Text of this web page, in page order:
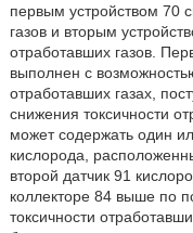
первым устройством 70
газов и вторым
отработавших газов.
выполнен с
отработавших газах,
снижения токсичности
может содержать один
кислорода,
второй датчик 91
коллекторе 84 выше по
токсичности